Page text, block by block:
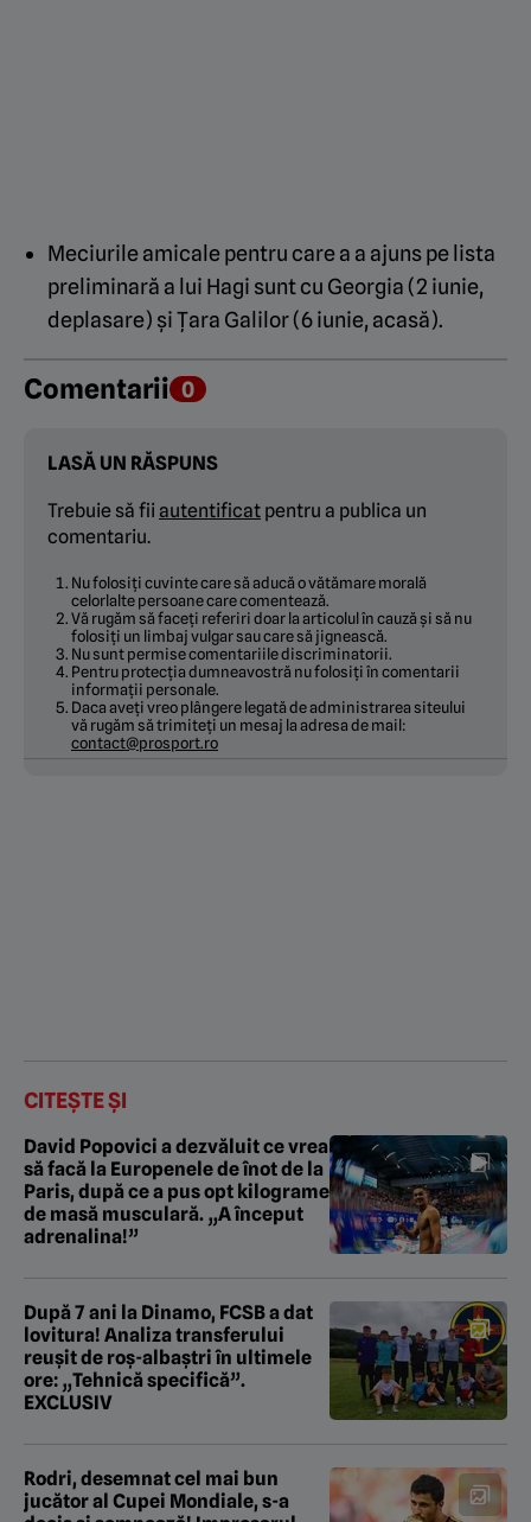
Meciurile amicale pentru care a a ajuns pe lista
preliminară a lui Hagi sunt cu Georgia (2 iunie,
deplasare) și Țara Galilor (6 iunie, acasă).
Comentarii 0
LASĂ UN RĂSPUNS
Trebuie să fii autentificat pentru a publica un
comentariu.
Nu folosiți cuvinte care să aducă o vătămare morală
celorlalte persoane care comentează.
Vă rugăm să faceți referiri doar la articolul în cauză și să nu
folosiți un limbaj vulgar sau care să jignească.
Nu sunt permise comentariile discriminatorii.
Pentru protecția dumneavostră nu folosiți în comentarii
informații personale.
Daca aveți vreo plângere legată de administrarea siteului
vă rugăm să trimiteți un mesaj la adresa de mail:
contact@prosport.ro
CITEȘTE ȘI
David Popovici a dezvăluit ce vrea
să facă la Europenele de înot de la
Paris, după ce a pus opt kilograme
de masă musculară. „A început
adrenalina!”
După 7 ani la Dinamo, FCSB a dat
lovitura! Analiza transferului
reușit de roș-albaștri în ultimele
ore: „Tehnică specifică”.
EXCLUSIV
Rodri, desemnat cel mai bun
jucător al Cupei Mondiale, s-a